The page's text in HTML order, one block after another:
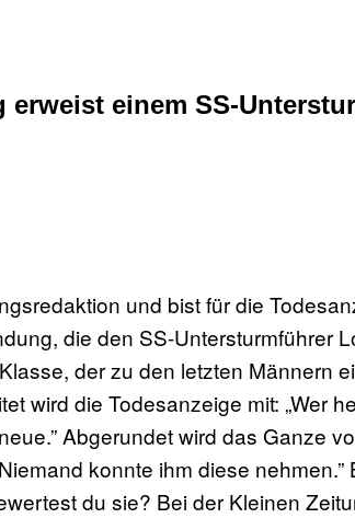
einem SS-
und bist für die
die den SS-Untersturmführer
der zu den letzten Männern
wird die Todesanzeige mit: „Wer
Abgerundet wird das Ganze
Niemand konnte ihm diese nehmen.”
du sie? Bei der Kleinen